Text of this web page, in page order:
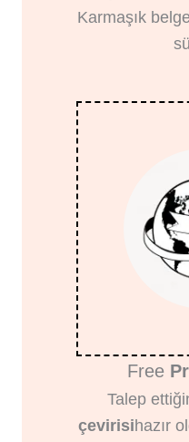
Karmaşık
Free
Talep
çevirisi hazır